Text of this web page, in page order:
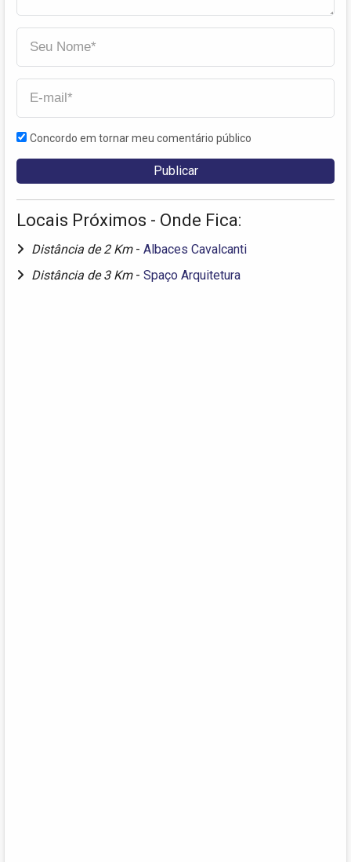
Concordo em tornar meu comentário público
Locais Próximos - Onde Fica:
Distância de 2 Km - Albaces Cavalcanti
Distância de 3 Km - Spaço Arquitetura